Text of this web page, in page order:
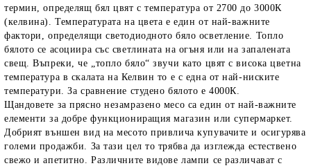
термин, определящ бял цвят с температура от 2700 до 3000К
(келвина). Температурата на цвета е един от най-важните
фактори, определящи светодиодното бяло осветление. Топло
бялото се асоциира със светлината на огъня или на запалената
свещ. Въпреки, че „топло бяло“ звучи като цвят с висока цветна
температура в скалата на Келвин то е с една от най-ниските
температури. За сравнение студено бялото е 4000К.
Щандовете за прясно незамразено месо са един от най-важните
елементи за добре функциониращия магазин или супермаркет.
Добрият външен вид на месото привлича купувачите и осигурява
големи продажби. За тази цел то трябва да изглежда естествено
свежо и апетитно. Различните видове лампи се различават с